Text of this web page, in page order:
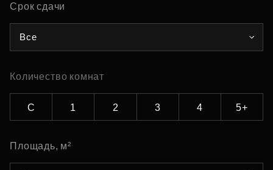
Срок сдачи
Все
Количество комнат
С 1 2 3 4 5+
Площадь, м²